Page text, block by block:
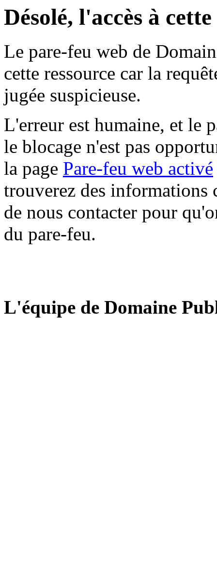
Désolé, l'accès à
Le pare-feu web de
cette ressource car la
jugée suspicieuse.
L'erreur est humaine, et le
le blocage n'est pas
la page Pare-feu web activé
trouverez des informations
de nous contacter pour
du pare-feu.
L'équipe de Domaine